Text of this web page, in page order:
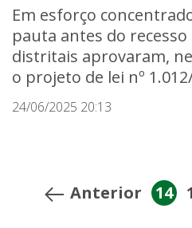
Em esforço
pauta antes do
distritais aprovaram,
o projeto de lei nº
24/06/2025 20:13
Anterior 14